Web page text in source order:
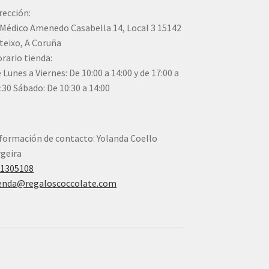
Amenedo Casabella 14, Local 3 15142
A Coruña
tienda:
Lunes a Viernes: De 10:00 a 14:00 y de 17:00 a
Sábado: De 10:30 a 14:00
de contacto: Yolanda Coello